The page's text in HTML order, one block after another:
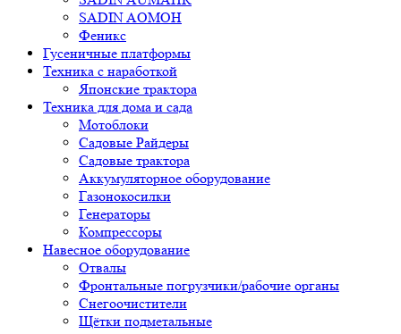
SADIN AOMOH
Феникс
Гусеничные платформы
Техника с наработкой
Японские трактора
Техника для дома и сада
Мотоблоки
Садовые Райдеры
Садовые трактора
Аккумуляторное оборудование
Газонокосилки
Генераторы
Компрессоры
Навесное оборудование
Отвалы
Фронтальные погрузчики/рабочие органы
Снегоочистители
Щётки подметальные